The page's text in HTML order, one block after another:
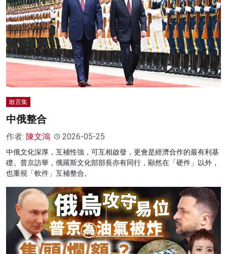
敢言集
中俄整合
作者: 陳文鴻 2026-05-25
中俄文化深厚，互補性強，可互相啟發，更會是經濟合作的最有利基
礎。普京訪華，俄羅斯文化部部長亦有同行，顯然在「硬件」以外，
也重視「軟件」互補整合。